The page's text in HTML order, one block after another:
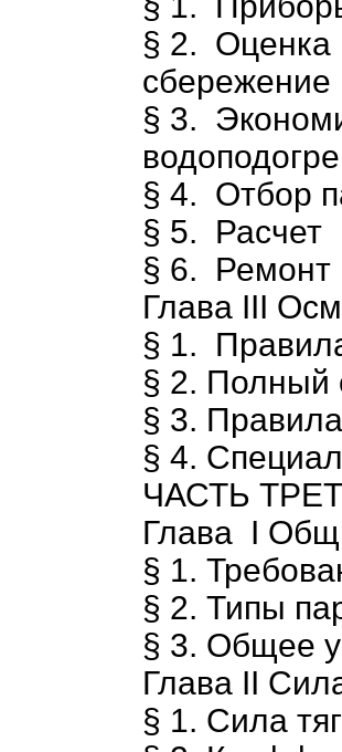
§ 2. Оценка
сбережение
§ 3.
§ 4. Отбор
§ 5. Расчет
§ 6. Ремонт
Глава III
§ 1.
§ 2. Полный
§ 3.
§ 4.
ЧАСТЬ
Глава I
§ 1.
§ 2. Типы
§ 3. Общее
Глава II
§ 1. Сила